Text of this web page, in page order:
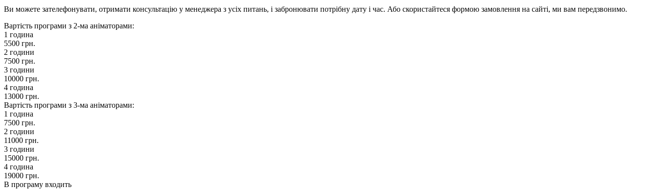
Ви можете зателефонувати, отримати консультацію у менеджера з усіх питань, і забронювати потрібну дату і час. Або скористайтеся формою замовлення на сайті, ми вам передзвонимо.
Вартість програми з 2-ма аніматорами:
1 година
5500 грн.
2 години
7500 грн.
3 години
10000 грн.
4 година
13000 грн.
Вартість програми з 3-ма аніматорами:
1 година
7500 грн.
2 години
11000 грн.
3 години
15000 грн.
4 година
19000 грн.
В програму входить